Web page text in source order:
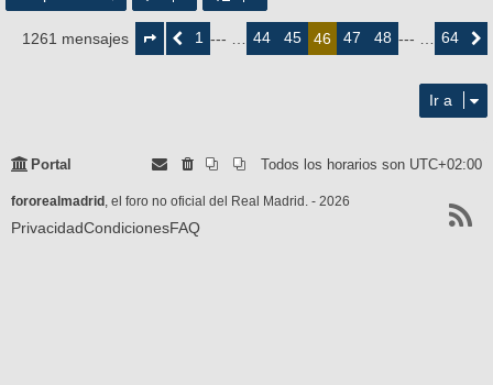
1261 mensajes
Página
deAnterior
1 --- … 44 45 46 47 48 --- … 64
Ir a
Portal Todos los horarios son UTC+02:00
fororealmadrid, el foro no oficial del Real Madrid. - 2026
PrivacidadCondicionesFAQ